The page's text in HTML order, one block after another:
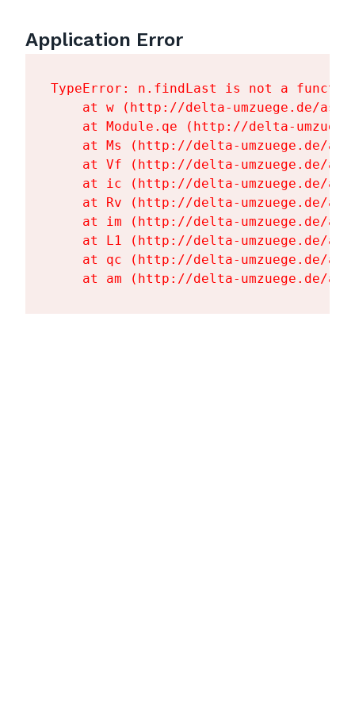
Application Error
TypeError: n.findLast is not a
at w (http://delta-umzuege.de/
at Module.qe (http://delta-
at Ms (http://delta-umzuege.de/
at Vf (http://delta-umzuege.de/
at ic (http://delta-umzuege.de/
at Rv (http://delta-umzuege.de/
at im (http://delta-umzuege.de/
at L1 (http://delta-umzuege.de/
at qc (http://delta-umzuege.de/
at am (http://delta-umzuege.de/